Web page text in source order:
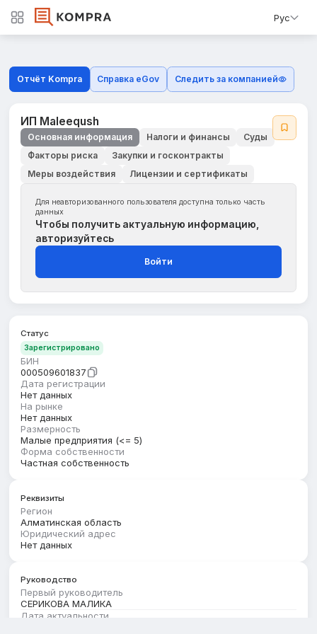
Рус
Отчёт Kompra Справка eGov Следить за компанией
ИП Maleeqush
Основная информация Налоги и финансы
Суды
Факторы риска
Закупки и госконтракты
Меры воздействия
Лицензии и сертификаты
Для неавторизованного пользователя доступна только часть
данных
Чтобы получить актуальную информацию,
авторизуйтесь
Войти
Статус
Зарегистрировано
БИН
000509601837
Дата регистрации
Нет данных
На рынке
Нет данных
Размерность
Малые предприятия (<= 5)
Форма собственности
Частная собственность
Реквизиты
Регион
Алматинская область
Юридический адрес
Нет данных
Руководство
Первый руководитель
СЕРИКОВА МАЛИКА
Дата актуальности